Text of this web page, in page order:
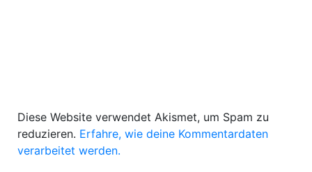
Diese Website verwendet Akismet, um Spam zu
reduzieren. Erfahre, wie deine Kommentardaten
verarbeitet werden.